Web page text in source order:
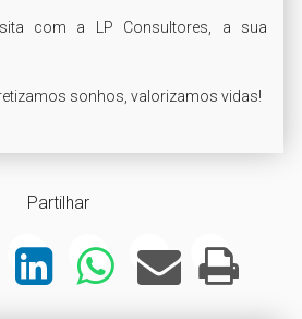
Partilhar
com a LP Consultores, a sua
sonhos, valorizamos vidas!